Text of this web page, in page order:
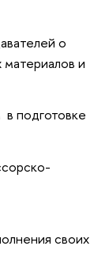
о
и
подготовке
своих